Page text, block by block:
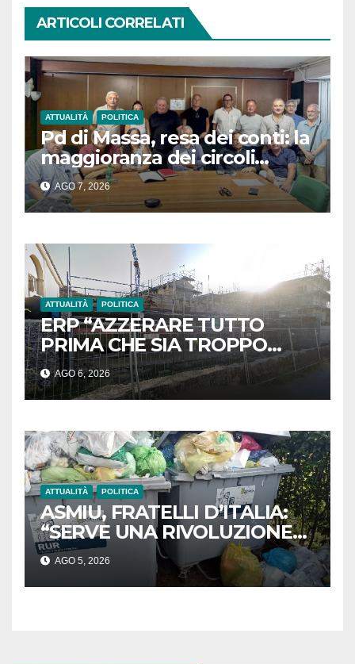
ARTICOLI CORRELATI
ATTUALITÀ POLITICA
Pd di Massa, resa dei conti: la
maggioranza dei circoli
sfiducia i vertici e chiede un
congresso straordinario
AGO 7, 2026
ATTUALITÀ POLITICA
ERP “AZZERARE TUTTO
PRIMA CHE SIA TROPPO
TARDI”
AGO 6, 2026
ATTUALITÀ POLITICA
ASMIU, FRATELLI D’ITALIA:
“SERVE UNA RIVOLUZIONE
ORGANIZZATIVA.
L’AMMINISTRAZIONE DI
ASMIU ASSUMA LE PROPRIE
AGO 5, 2026